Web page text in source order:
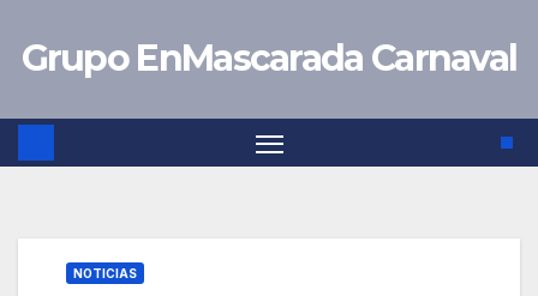
Grupo EnMascarada Carnaval
NOTICIAS